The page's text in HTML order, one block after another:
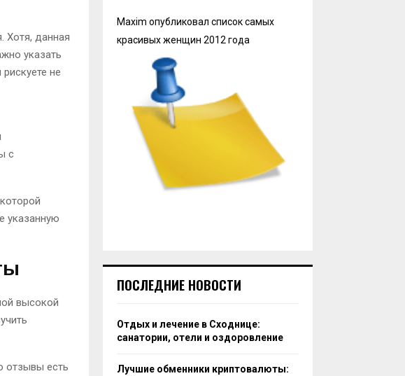
Хотя, данная
указать
не
с
указанную
высокой
отзывы есть
Maxim опубликовал список самых
красивых женщин 2012 года
ПОСЛЕДНИЕ НОВОСТИ
Отдых и лечение в Сходнице:
санатории, отели и оздоровление
Лучшие обменники криптовалюты: